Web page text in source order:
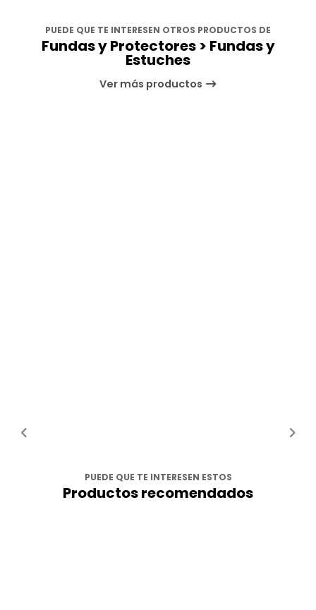
PUEDE QUE TE INTERESEN OTROS PRODUCTOS DE
Fundas y Protectores > Fundas y
Estuches
Ver más productos
PUEDE QUE TE INTERESEN ESTOS
Productos recomendados